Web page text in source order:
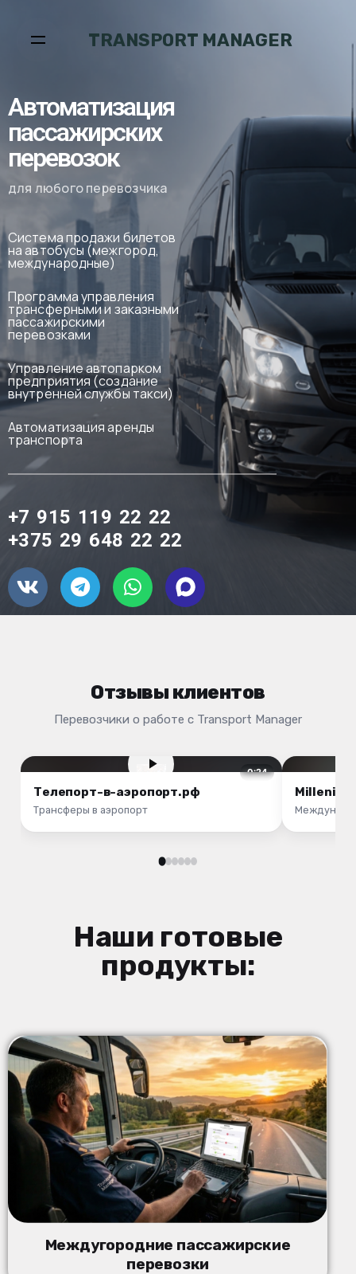
TRANSPORT MANAGER
Автоматизация
пассажирских
перевозок
для любого перевозчика
Cистема продажи билетов
на автобусы (межгород,
международные)
Программа управления
трансферными и заказными
пассажирскими
перевозками
Управление автопарком
предприятия (создание
внутренней службы такси)
Автоматизация аренды
транспорта
+7 915 119 22 22
+375 29 648 22 22
Отзывы клиентов
Перевозчики о работе с Transport Manager
0:24
Телепорт-в-аэропорт.рф
Трансферы в аэропорт
Наши готовые
продукты:
Междугородние пассажирские
перевозки